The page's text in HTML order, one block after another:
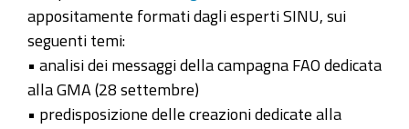
appositamente formati dagli esperti SINU, sui
seguenti temi:
• analisi dei messaggi della campagna FAO dedicata
alla GMA (28 settembre)
• predisposizione delle creazioni dedicate alla